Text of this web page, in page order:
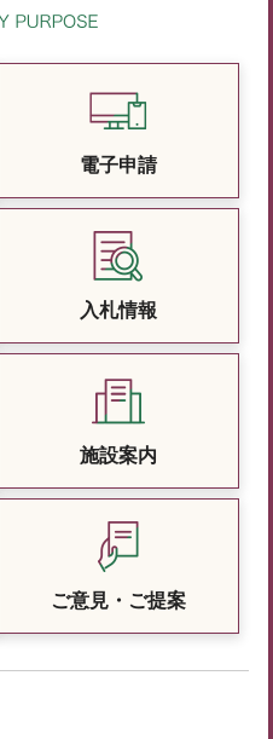
電子申請
入札情報
施設案内
ご意見・ご提案